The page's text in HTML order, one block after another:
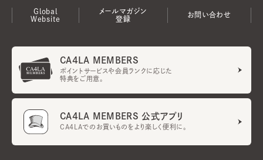
Global
Website
メールマガジン
登録
お問い合わせ
CA4LA MEMBERS
ポイントサービスや会員ランクに応じた
特典をご用意。
CA4LA MEMBERS 公式アプリ
CA4LAでのお買いものをより楽しく便利に。